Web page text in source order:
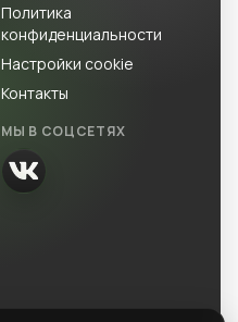
Политика
конфиденциальности
Настройки cookie
Контакты
МЫ В СОЦСЕТЯХ